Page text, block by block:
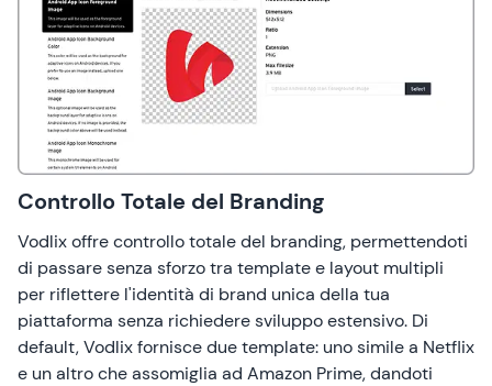
Controllo Totale del Branding
Vodlix offre controllo totale del branding, permettendoti
di passare senza sforzo tra template e layout multipli
per riflettere l'identità di brand unica della tua
piattaforma senza richiedere sviluppo estensivo. Di
default, Vodlix fornisce due template: uno simile a Netflix
e un altro che assomiglia ad Amazon Prime, dandoti